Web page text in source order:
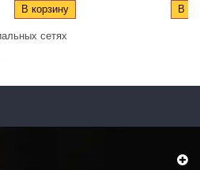
В корзину
В
сетях